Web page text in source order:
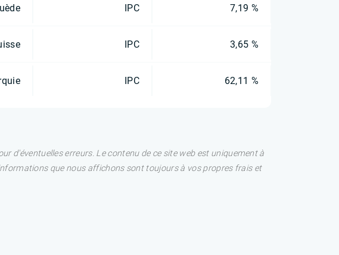
IPC 7,19 %
IPC 3,65 %
IPC 62,11 %
d'éventuelles erreurs. Le contenu de ce site web est uniquement à
que nous affichons sont toujours à vos propres frais et